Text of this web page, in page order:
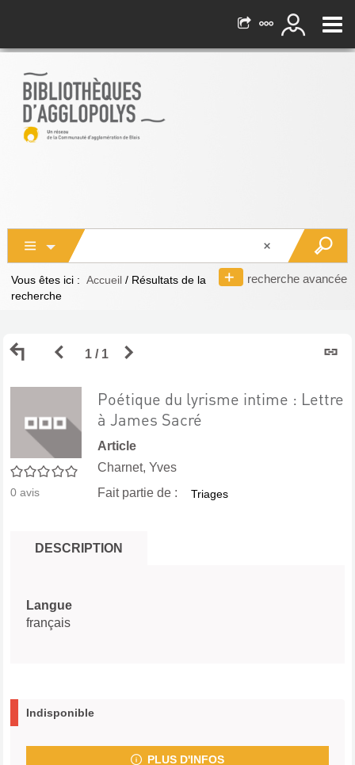
recherche avancée
Vous êtes ici : Accueil / Résultats de la
recherche
Retour
aux
résultats
de
Page
précédente
des
résultats
1 / 1
Page
suivante
des
résultats
0/5
0 avis
Poétique du lyrisme intime : Lettre
à James Sacré
Article
Charnet, Yves
Fait partie de :
Triages
DESCRIPTION
Langue
français
Indisponible
PLUS D'INFOS